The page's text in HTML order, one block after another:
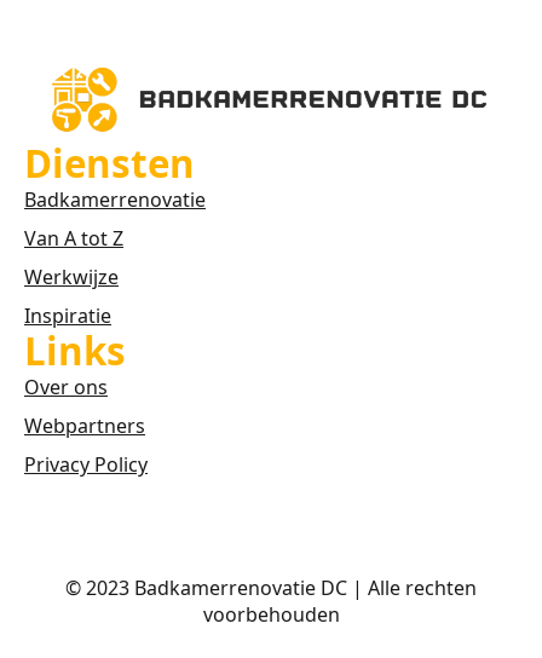
Diensten
Badkamerrenovatie
Van A tot Z
Werkwijze
Inspiratie
Links
Over ons
Webpartners
Privacy Policy
© 2023 Badkamerrenovatie DC | Alle rechten
voorbehouden